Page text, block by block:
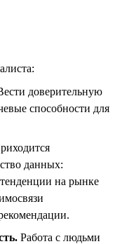
доверительную
способности для
данных:
тенденции на рынке
Работа с людьми